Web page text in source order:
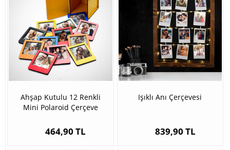
Ahşap Kutulu 12 Renkli
Mini Polaroid Çerçeve
464,90 TL
Işıklı Anı Çerçevesi
839,90 TL